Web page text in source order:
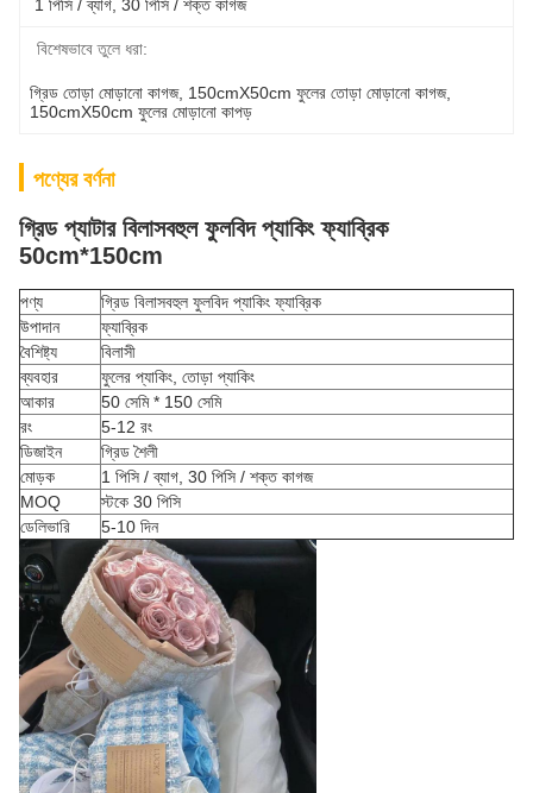
1 পিসি / ব্যাগ, 30 পিসি / শক্ত কাগজ
বিশেষভাবে তুলে ধরা:
গ্রিড তোড়া মোড়ানো কাগজ, 150cmX50cm ফুলের তোড়া মোড়ানো কাগজ,
150cmX50cm ফুলের মোড়ানো কাপড়
পণ্যের বর্ণনা
গ্রিড প্যাটার বিলাসবহুল ফুলবিদ প্যাকিং ফ্যাব্রিক
50cm*150cm
পণ্য
গ্রিড বিলাসবহুল ফুলবিদ প্যাকিং ফ্যাব্রিক
উপাদান
ফ্যাব্রিক
বৈশিষ্ট্য
বিলাসী
ব্যবহার
ফুলের প্যাকিং, তোড়া প্যাকিং
আকার
50 সেমি * 150 সেমি
রং
5-12 রং
ডিজাইন
গ্রিড শৈলী
মোড়ক
1 পিসি / ব্যাগ, 30 পিসি / শক্ত কাগজ
MOQ
স্টকে 30 পিসি
ডেলিভারি
5-10 দিন